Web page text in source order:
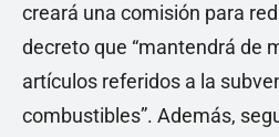
creará una comisión para
decreto que “mantendrá de
artículos referidos a la
combustibles”. Además,